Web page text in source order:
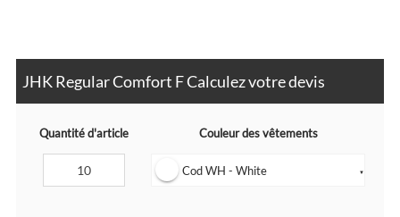
JHK Regular Comfort F Calculez votre devis
Quantité d'article Couleur des vêtements
Cod WH - White ▼